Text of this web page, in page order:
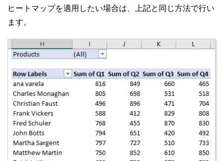
ヒートマップを適用したい場合は、上記と同じ方法で行い
ます。